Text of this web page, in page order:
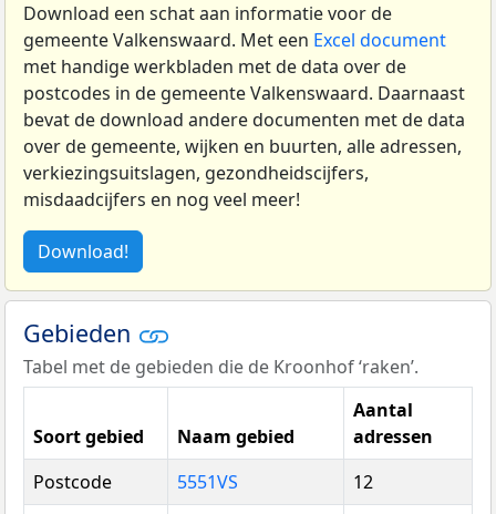
Download een schat aan informatie voor de
gemeente Valkenswaard. Met een Excel document
met handige werkbladen met de data over de
postcodes in de gemeente Valkenswaard. Daarnaast
bevat de download andere documenten met de data
over de gemeente, wijken en buurten, alle adressen,
verkiezingsuitslagen, gezondheidscijfers,
misdaadcijfers en nog veel meer!
Download!
Gebieden
Tabel met de gebieden die de Kroonhof ‘raken’.
Soort gebied Naam gebied
Aantal
adressen
Postcode
5551VS
12